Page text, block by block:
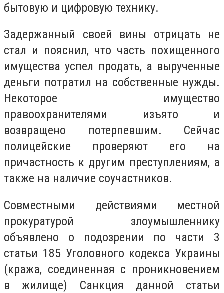
бытовую и цифровую технику.
Задержанный своей вины отрицать не
стал и пояснил, что часть похищенного
имущества успел продать, а вырученные
деньги потратил на собственные нужды.
Некоторое имущество
правоохранителями изъято и
возвращено потерпевшим. Сейчас
полицейские проверяют его на
причастность к другим преступлениям, а
также на наличие соучастников.
Совместными действиями местной
прокуратурой злоумышленнику
объявлено о подозрении по части 3
статьи 185 Уголовного кодекса Украины
(кража, соединенная с проникновением
в жилище) Санкция данной статьи